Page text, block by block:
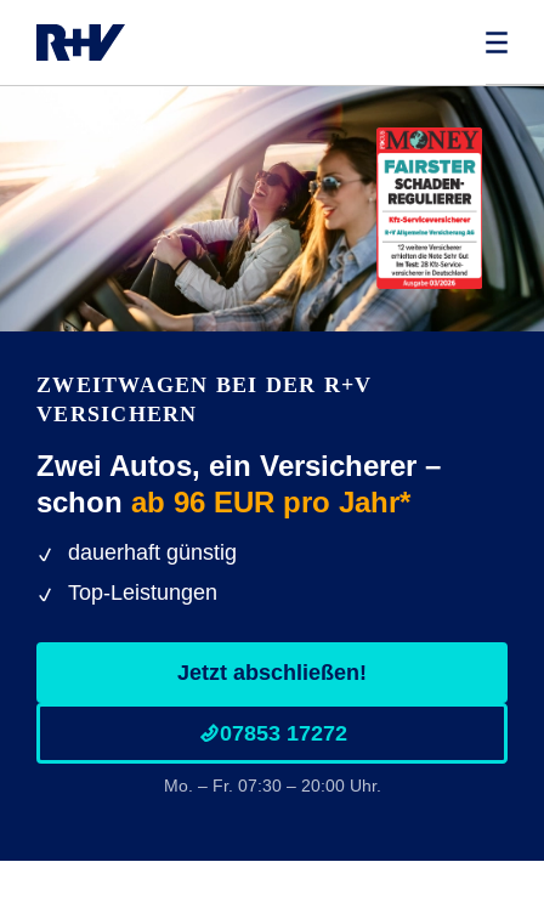
ZWEITWAGEN BEI DER R+V
VERSICHERN
Zwei Autos, ein Versicherer –
schon ab 96 EUR pro Jahr*
dauerhaft günstig
Top-Leistungen
Jetzt abschließen!
07853 17272
Mo. – Fr. 07:30 – 20:00 Uhr.